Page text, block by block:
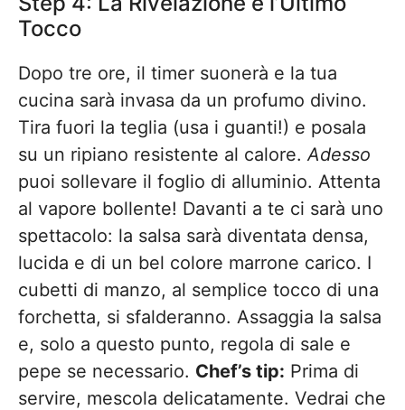
Tocco
Dopo tre ore, il timer suonerà e la tua
cucina sarà invasa da un profumo divino.
Tira fuori la teglia (usa i guanti!) e posala
su un ripiano resistente al calore.Adesso
puoi sollevare il foglio di alluminio. Attenta
al vapore bollente! Davanti a te ci sarà uno
spettacolo: la salsa sarà diventata densa,
lucida e di un bel colore marrone carico. I
cubetti di manzo, al semplice tocco di una
forchetta, si sfalderanno. Assaggia la salsa
e, solo a questo punto, regola di sale e
pepe se necessario. Chef’s tip: Prima di
servire, mescola delicatamente. Vedrai che